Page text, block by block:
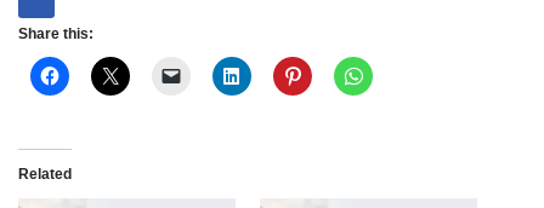
Share this:
Related